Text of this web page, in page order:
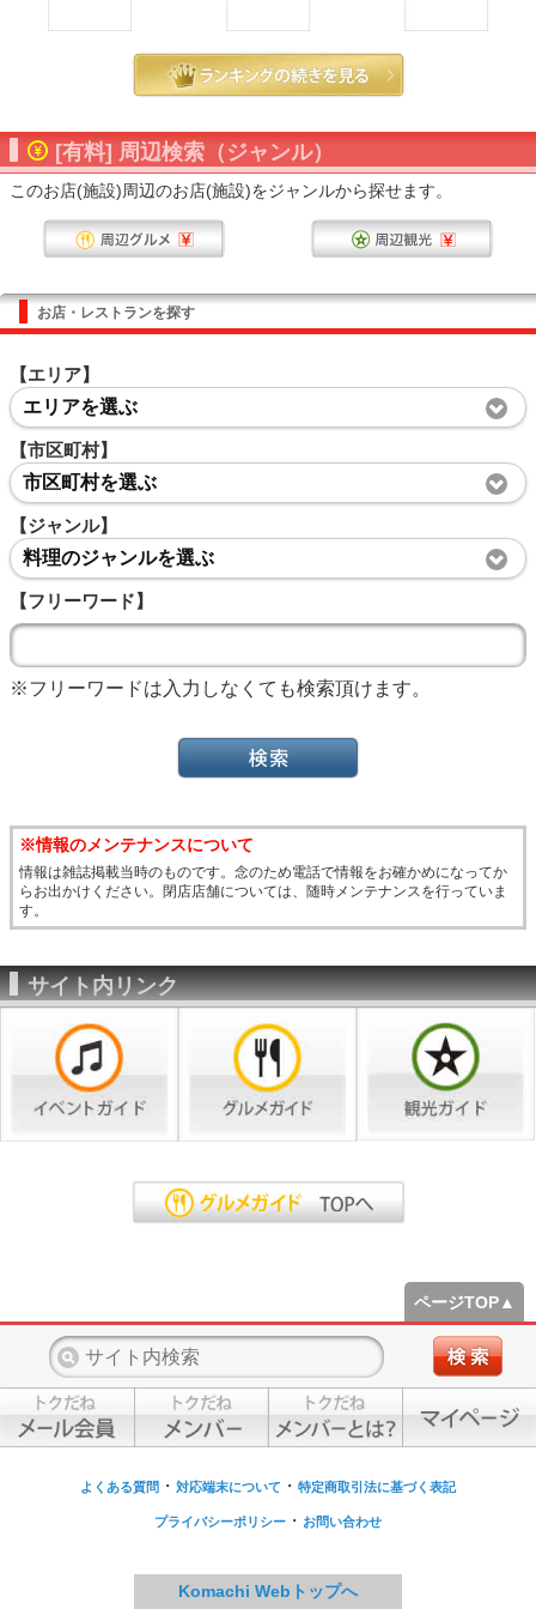
[有料] 周辺検索（ジャンル）
このお店(施設)周辺のお店(施設)をジャンルから探せます。
お店・レストランを探す
【エリア】
エリアを選ぶ
【市区町村】
市区町村を選ぶ
【ジャンル】
料理のジャンルを選ぶ
【フリーワード】
※フリーワードは入力しなくても検索頂けます。
※情報のメンテナンスについて
情報は雑誌掲載当時のものです。念のため電話で情報をお確かめになってか
らお出かけください。閉店店舗については、随時メンテナンスを行っていま
す。
サイト内リンク
ページTOP▲
よくある質問 ・ 対応端末について ・ 特定商取引法に基づく表記
プライバシーポリシー ・ お問い合わせ
Komachi Webトップへ